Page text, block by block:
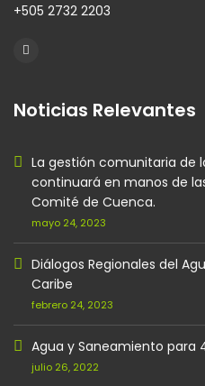
+505 2732 2203
Noticias Relevantes
La gestión comunitaria de
continuará en manos de
Comité de Cuenca.
mayo 24, 2023
Diálogos Regionales del
Caribe
febrero 24, 2023
Agua y Saneamiento para
julio 26, 2022